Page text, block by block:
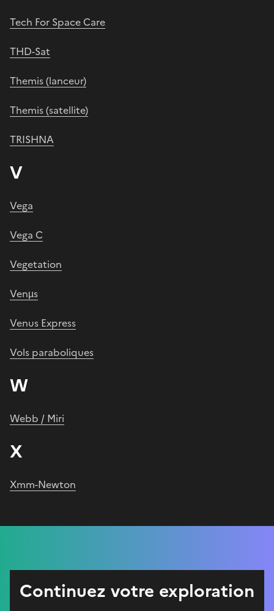
Tech For Space Care
THD-Sat
Themis (lanceur)
Themis (satellite)
TRISHNA
V
Vega
Vega C
Vegetation
Venµs
Venus Express
Vols paraboliques
W
Webb / Miri
X
Xmm-Newton
Continuez votre exploration